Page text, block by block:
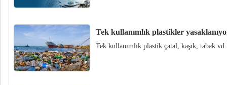
Tek kullanımlık plastikler
Tek kullanımlık plastik çatal, kaşık, tabak